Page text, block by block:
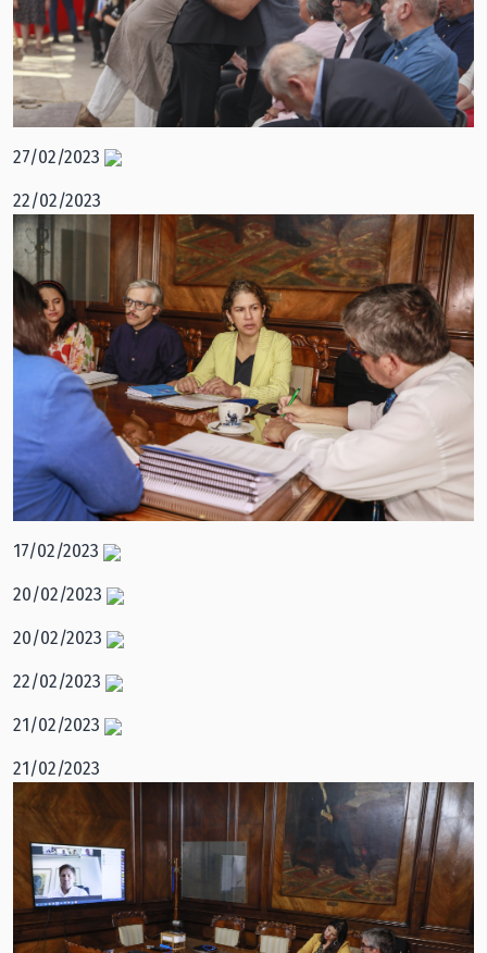
27/02/2023
22/02/2023
17/02/2023
20/02/2023
20/02/2023
22/02/2023
21/02/2023
21/02/2023